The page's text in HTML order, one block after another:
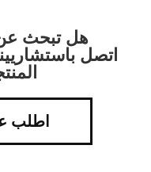
هل تبحث
اتصل
اطلب